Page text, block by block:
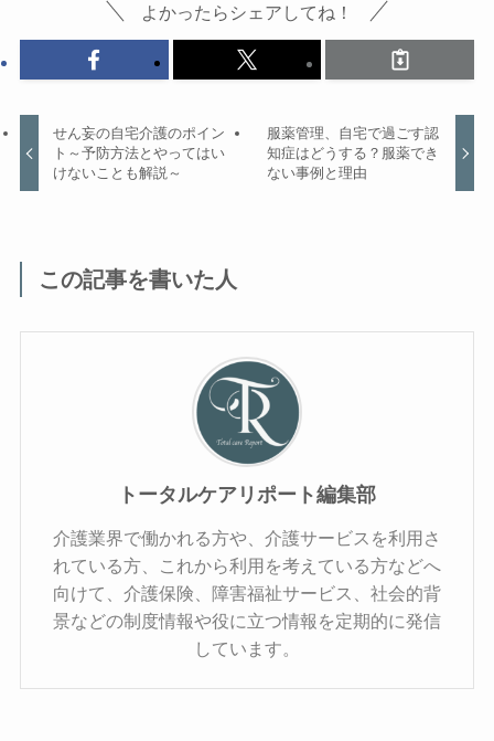
よかったらシェアしてね！
せん妄の自宅介護のポイン
ト～予防方法とやってはい
けないことも解説～
服薬管理、自宅で過ごす認
知症はどうする？服薬でき
ない事例と理由
この記事を書いた人
トータルケアリポート編集部
介護業界で働かれる方や、介護サービスを利用さ
れている方、これから利用を考えている方などへ
向けて、介護保険、障害福祉サービス、社会的背
景などの制度情報や役に立つ情報を定期的に発信
しています。